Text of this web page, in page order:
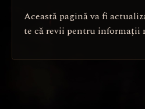
Această pagină va fi
te că revii pentru informații